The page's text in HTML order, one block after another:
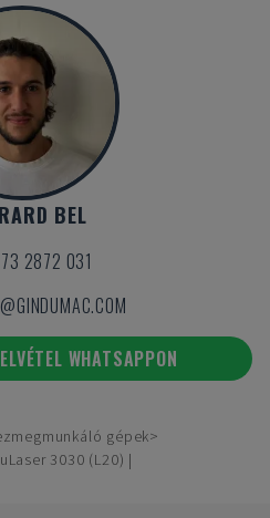
BEL
2872 031
WHATSAPPON
gépek
3030 (L20) |